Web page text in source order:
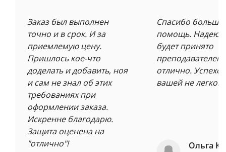
Заказ был выполнен
точно и в срок. И за
приемлемую цену.
Пришлось кое-что
доделать и добавить, ноя
и сам не знал об этих
требованиях при
оформлении заказа.
Искренне благодарю.
Защита оценена на
"отлично"!
Спасибо
помощь.
будет принято
преподавателем
отлично.
вашей не легкой
Ольга